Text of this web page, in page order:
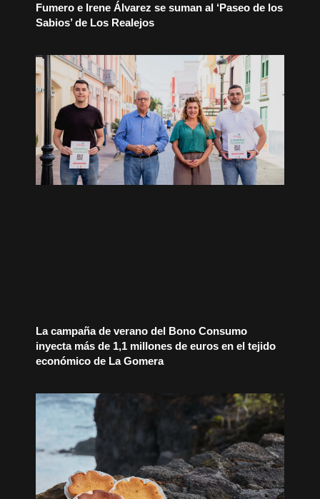
Fumero e Irene Álvarez se suman al ‘Paseo de los
Sabios’ de Los Realejos
La campaña de verano del Bono Consumo
inyecta más de 1,1 millones de euros en el tejido
económico de La Gomera